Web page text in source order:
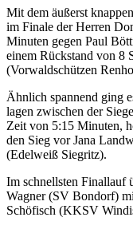
Mit dem äußerst
im Finale der Herren
Minuten gegen Paul
einem Rückstand von 8
(Vorwaldschützen
Ähnlich spannend ging
lagen zwischen der
Zeit von 5:15 Minuten,
den Sieg vor Jana
(Edelweiß Siegritz).
Im schnellsten Finallauf
Wagner (SV Bondorf)
Schöfisch (KKSV